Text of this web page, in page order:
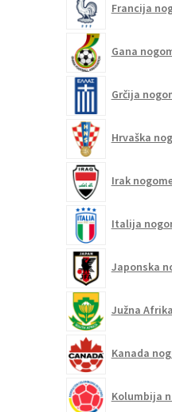
Francija
Gana
Grčija
Hrvaška
Irak
Italija
Japonska
Južna
Kanada
Kolumbija